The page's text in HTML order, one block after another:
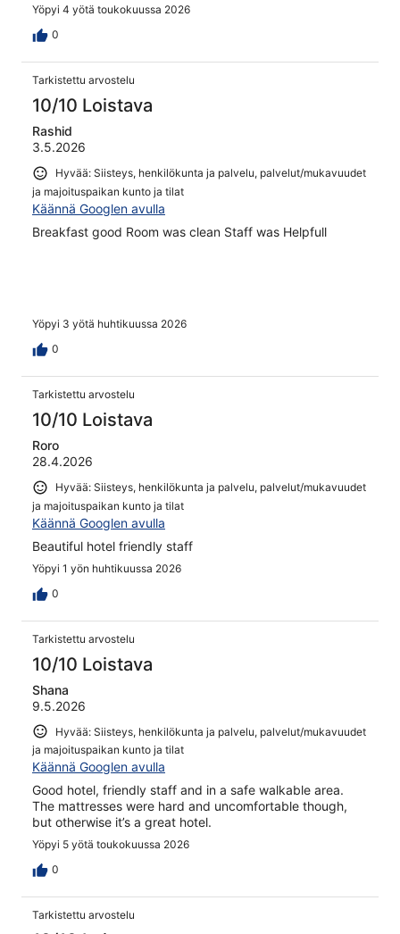
Yöpyi 4 yötä toukokuussa 2026
0
Tarkistettu arvostelu
10/10 Loistava
Rashid
3.5.2026
Hyvää: Siisteys, henkilökunta ja palvelu, palvelut/mukavuudet
ja majoituspaikan kunto ja tilat
Käännä Googlen avulla
Breakfast good Room was clean Staff was Helpfull
Yöpyi 3 yötä huhtikuussa 2026
0
Tarkistettu arvostelu
10/10 Loistava
Roro
28.4.2026
Hyvää: Siisteys, henkilökunta ja palvelu, palvelut/mukavuudet
ja majoituspaikan kunto ja tilat
Käännä Googlen avulla
Beautiful hotel friendly staff
Yöpyi 1 yön huhtikuussa 2026
0
Tarkistettu arvostelu
10/10 Loistava
Shana
9.5.2026
Hyvää: Siisteys, henkilökunta ja palvelu, palvelut/mukavuudet
ja majoituspaikan kunto ja tilat
Käännä Googlen avulla
Good hotel, friendly staff and in a safe walkable area.
The mattresses were hard and uncomfortable though,
but otherwise it’s a great hotel.
Yöpyi 5 yötä toukokuussa 2026
0
Tarkistettu arvostelu